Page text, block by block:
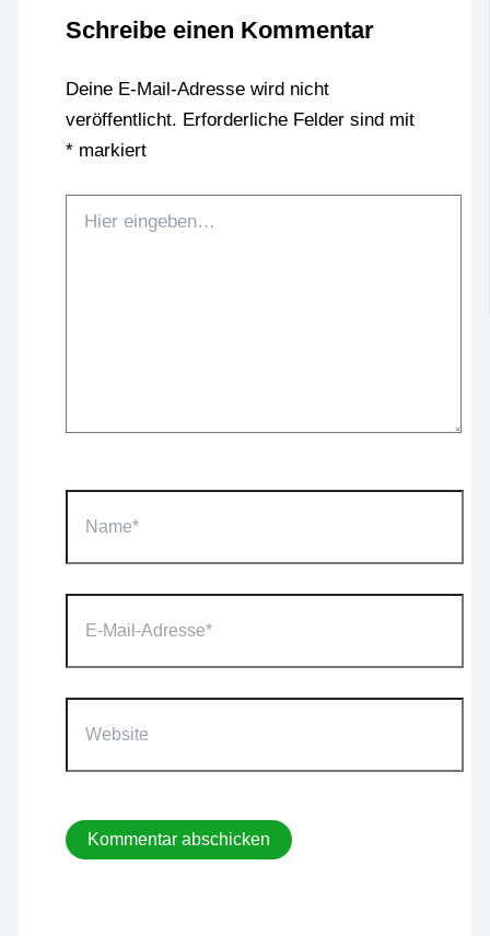
Schreibe einen Kommentar
Deine E-Mail-Adresse wird nicht
veröffentlicht. Erforderliche Felder sind mit
*markiert
eingeben…
Mail-